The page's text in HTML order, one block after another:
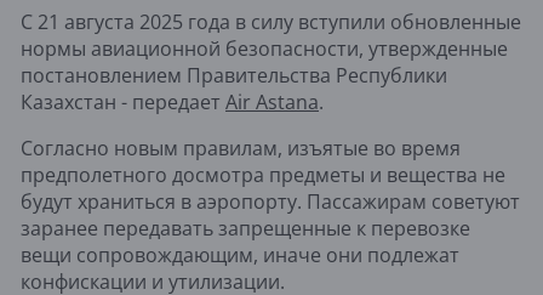
С 21 августа 2025 года в силу вступили обновленные
нормы авиационной безопасности, утвержденные
постановлением Правительства Республики
Казахстан - передает Air Astana.
Согласно новым правилам, изъятые во время
предполетного досмотра предметы и вещества не
будут храниться в аэропорту. Пассажирам советуют
заранее передавать запрещенные к перевозке
вещи сопровождающим, иначе они подлежат
конфискации и утилизации.